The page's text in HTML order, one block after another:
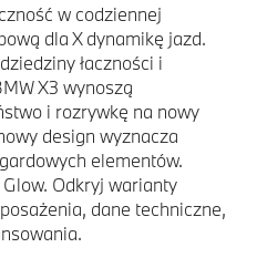
w codziennej
dla X dynamikę jazd.
łaczności i
X3 wynoszą
i rozrywkę na nowy
design wyznacza
elementów.
Odkryj warianty
dane techniczne,